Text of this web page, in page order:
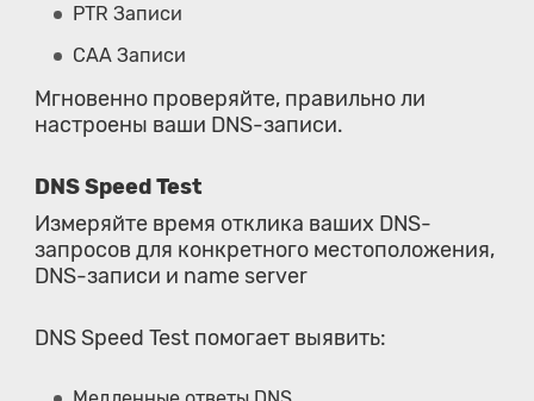
PTR Записи
CAA Записи
Мгновенно проверяйте, правильно ли
настроены ваши DNS-записи.
DNS Speed Test
Измеряйте время отклика ваших DNS-
запросов для конкретного местоположения,
DNS-записи и name server
DNS Speed Test помогает выявить: